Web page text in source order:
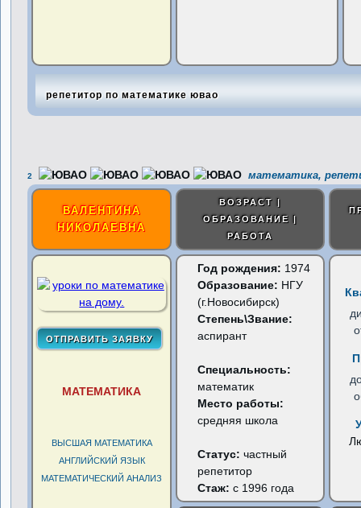
репетитор по математике ювао
2 математика,
ВАЛЕНТИНА
НИКОЛАЕВНА
ВОЗРАСТ |
ОБРАЗОВАНИЕ |
РАБОТА
МАТЕМАТИКА
ВЫСШАЯ МАТЕМАТИКА
АНГЛИЙСКИЙ ЯЗЫК
МАТЕМАТИЧЕСКИЙ АНАЛИЗ
Год рождения: 1974
Образование: НГУ
(г.Новосибирск)
Степень\Звание:
аспирант
Специальность:
математик
Место работы:
средняя школа
Статус:частный
репетитор
Стаж: с 1996 года